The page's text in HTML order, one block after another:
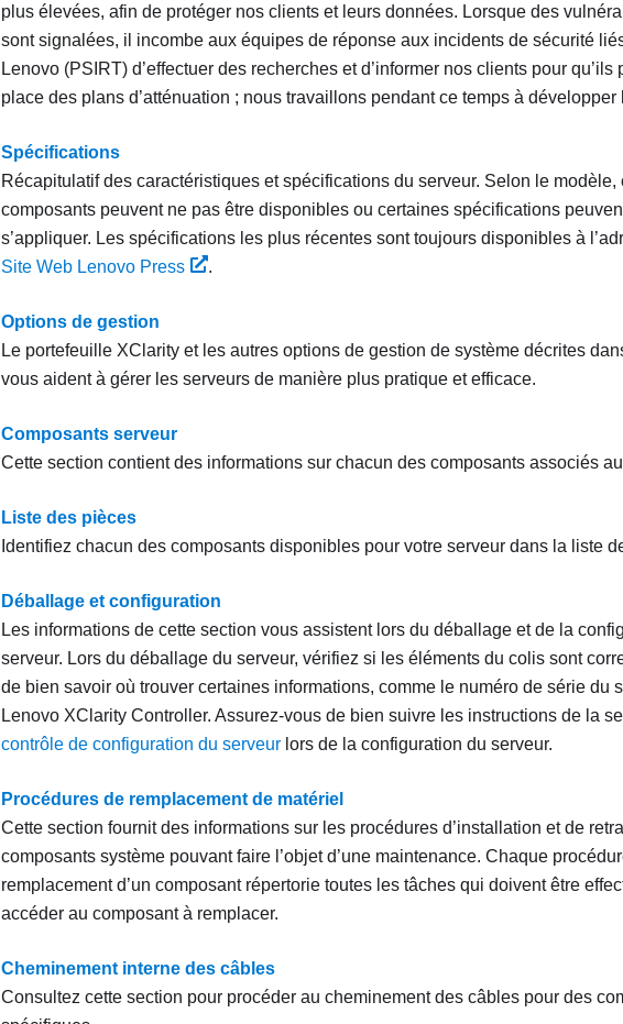
plus élevées, afin de protéger nos clients et leurs données. Lorsque des
sont signalées, il incombe aux équipes de réponse aux incidents de sécurité
Lenovo (PSIRT) d’effectuer des recherches et d’informer nos clients pour qu’ils
place des plans d’atténuation ; nous travaillons pendant ce temps à développer
Spécifications
Récapitulatif des caractéristiques et spécifications du serveur. Selon le modèle,
composants peuvent ne pas être disponibles ou certaines spécifications
s’appliquer. Les spécifications les plus récentes sont toujours disponibles à
Site Web Lenovo Press
.
Options de gestion
Le portefeuille XClarity et les autres options de gestion de système décrites
vous aident à gérer les serveurs de manière plus pratique et efficace.
Composants serveur
Cette section contient des informations sur chacun des composants associés
Liste des pièces
Identifiez chacun des composants disponibles pour votre serveur dans la liste
Déballage et configuration
Les informations de cette section vous assistent lors du déballage et de la
serveur. Lors du déballage du serveur, vérifiez si les éléments du colis sont
de bien savoir où trouver certaines informations, comme le numéro de série du
Lenovo XClarity Controller. Assurez-vous de bien suivre les instructions de la
contrôle de configuration du serveur lors de la configuration du serveur.
Procédures de remplacement de matériel
Cette section fournit des informations sur les procédures d’installation et de
composants système pouvant faire l’objet d’une maintenance. Chaque
remplacement d’un composant répertorie toutes les tâches qui doivent être
accéder au composant à remplacer.
Cheminement interne des câbles
Consultez cette section pour procéder au cheminement des câbles pour des